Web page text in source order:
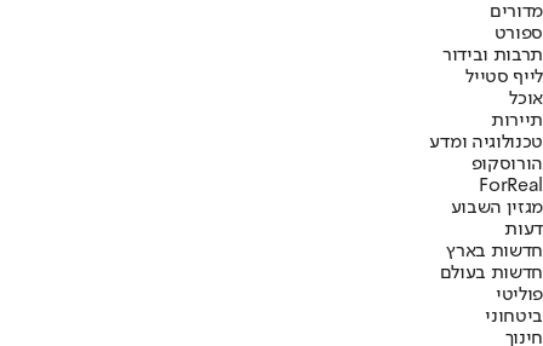
מדורים
ספורט
תרבות ובידור
לייף סטייל
אוכל
תיירות
טכנולוגיה ומדע
הורוסקופ
ForReal
מגזין השבוע
דעות
חדשות בארץ
חדשות בעולם
פוליטי
ביטחוני
חינוך